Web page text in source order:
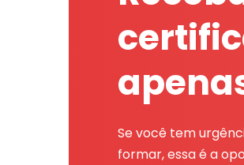
Se você tem
formar, essa é a